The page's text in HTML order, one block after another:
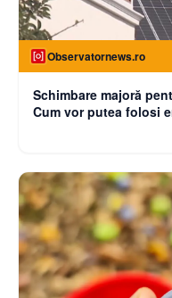
Observatornews.ro
Schimbare majoră
Cum vor putea folosi